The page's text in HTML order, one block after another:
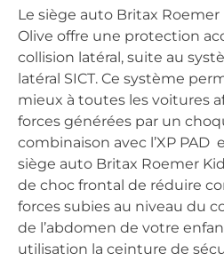
Le siège auto Britax
Olive offre une protection
collision latéral, suite au
latéral SICT. Ce système
mieux à toutes les voitures
forces générées par un
combinaison avec l’XP PAD
siège auto Britax Roemer
de choc frontal de réduire
forces subies au niveau du
de l’abdomen de votre
utilisation la ceinture de